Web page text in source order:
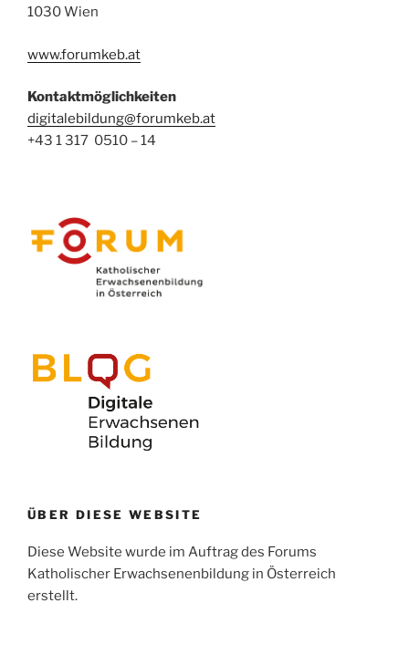
1030 Wien
www.forumkeb.at
Kontaktmöglichkeiten
digitalebildung@forumkeb.at
+43 1 317 0510 – 14
ÜBER DIESE WEBSITE
Diese Website wurde im Auftrag des Forums
Katholischer Erwachsenenbildung in Österreich
erstellt.